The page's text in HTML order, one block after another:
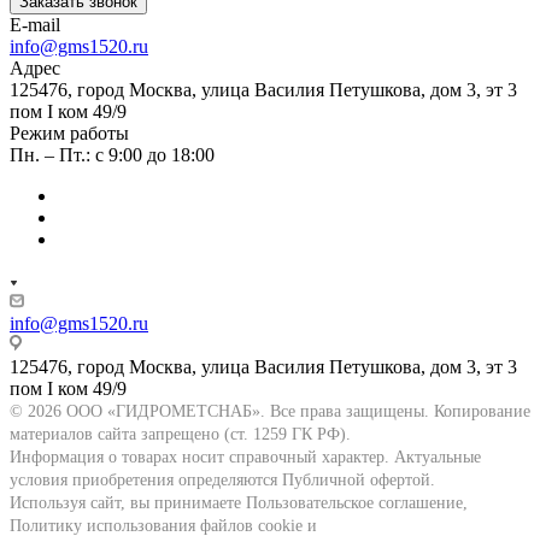
E-mail
info@gms1520.ru
Адрес
125476, город Москва, улица Василия Петушкова, дом 3, эт 3
пом I ком 49/9
Режим работы
Пн. – Пт.: с 9:00 до 18:00
info@gms1520.ru
125476, город Москва, улица Василия Петушкова, дом 3, эт 3
пом I ком 49/9
© 2026 ООО «ГИДРОМЕТСНАБ». Все права защищены. Копирование
материалов сайта запрещено (ст. 1259 ГК РФ).
Информация о товарах носит справочный характер. Актуальные
условия приобретения определяются Публичной офертой.
Используя сайт, вы принимаете Пользовательское соглашение,
Политику использования файлов cookie и